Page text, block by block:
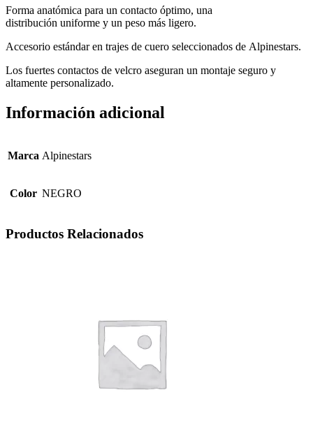
Forma anatómica para un contacto óptimo, una
distribución uniforme y un peso más ligero.
Accesorio estándar en trajes de cuero seleccionados de Alpinestars.
Los fuertes contactos de velcro aseguran un montaje seguro y
altamente personalizado.
Información adicional
Marca Alpinestars
Color NEGRO
Productos Relacionados